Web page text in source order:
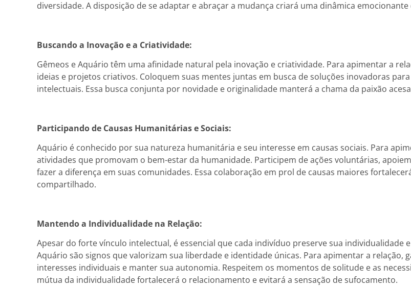
diversidade. A disposição de se adaptar e abraçar a mudança criará uma dinâmica
Buscando a Inovação e a Criatividade:
Gêmeos e Aquário têm uma afinidade natural pela inovação e criatividade. Para apimentar a
ideias e projetos criativos. Coloquem suas mentes juntas em busca de soluções inovadoras
intelectuais. Essa busca conjunta por novidade e originalidade manterá a chama da paixão
Participando de Causas Humanitárias e Sociais:
Aquário é conhecido por sua natureza humanitária e seu interesse em causas sociais. Para
atividades que promovam o bem-estar da humanidade. Participem de ações voluntárias,
fazer a diferença em suas comunidades. Essa colaboração em prol de causas maiores
compartilhado.
Mantendo a Individualidade na Relação:
Apesar do forte vínculo intelectual, é essencial que cada indivíduo preserve sua
Aquário são signos que valorizam sua liberdade e identidade únicas. Para apimentar a relação,
interesses individuais e manter sua autonomia. Respeitem os momentos de solitude e as
mútua da individualidade fortalecerá o relacionamento e evitará a sensação de sufocamento.